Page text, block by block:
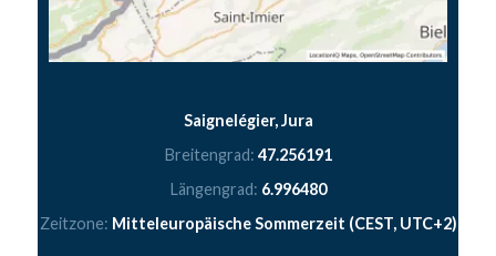
Saignelégier, Jura
Breitengrad: 47.256191
Längengrad: 6.996480
Zeitzone: Mitteleuropäische Sommerzeit (CEST, UTC+2)